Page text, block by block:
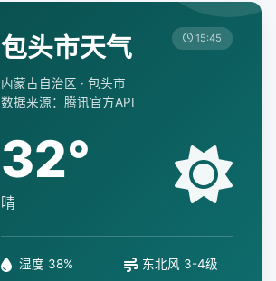
包头市天气
内蒙古自治区 · 包头市
数据来源：腾讯官方API
15:45
32°
晴
湿度 38% 东北风 3-4级